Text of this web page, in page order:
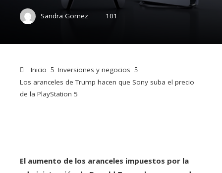
Sandra Gomez 101
Inicio
Inversiones y negocios
Los aranceles de Trump hacen que Sony suba el precio
de la PlayStation 5
El aumento de los aranceles impuestos por la